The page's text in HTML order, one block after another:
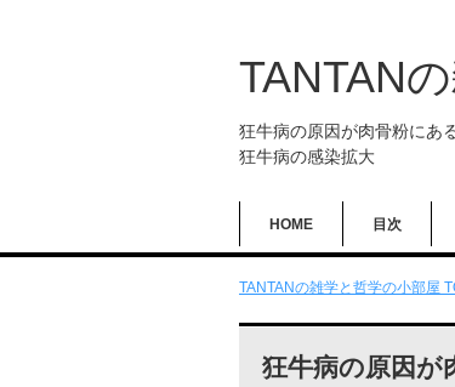
TANTAN
狂牛病の原因が肉骨粉にあ
狂牛病の感染拡大
HOME 目次
TANTANの雑学と哲学の小部屋
狂牛病の原因が